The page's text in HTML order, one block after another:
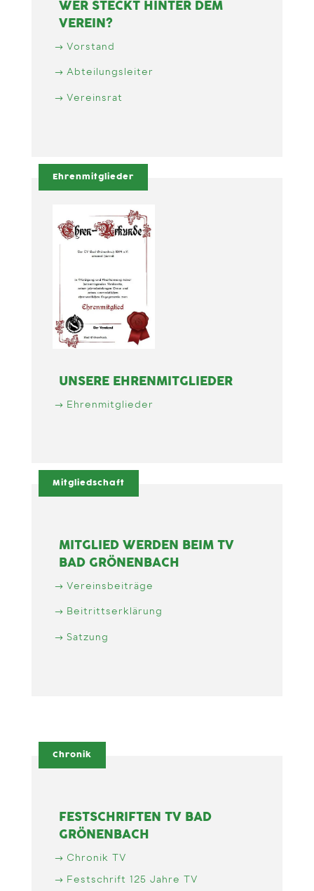
WER STECKT HINTER DEM
VEREIN?
Vorstand
Abteilungsleiter
Vereinsrat
Ehrenmitglieder
UNSERE EHRENMITGLIEDER
Ehrenmitglieder
Mitgliedschaft
MITGLIED WERDEN BEIM TV
BAD GRÖNENBACH
Vereinsbeiträge
Beitrittserklärung
Satzung
Chronik
FESTSCHRIFTEN TV BAD
GRÖNENBACH
Chronik TV
Festschrift 125 Jahre TV